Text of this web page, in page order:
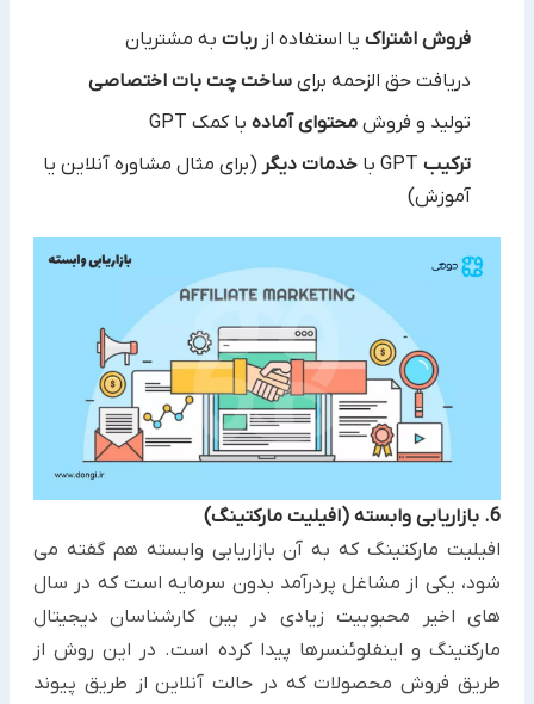
فروش اشتراک یا استفاده از ربات به مشتریان
دریافت حق الزحمه برای ساخت چت بات اختصاصی
تولید و فروش محتوای آماده با کمک ‏GPT
ترکیب
خدمات دیگر (برای مثال مشاوره آنلاین یا
آموزش)‏
6. بازاریابی وابسته (افیلیت مارکتینگ)
افیلیت مارکتینگ که به آن بازاریابی وابسته هم گفته می
شود، یکی از مشاغل پردرآمد بدون سرمایه است که در سال
های اخیر ‏محبوبیت زیادی در بین کارشناسان دیجیتال
مارکتینگ و اینفلوئنسرها پیدا کرده است. در این روش از
طریق فروش ‏محصولات که در حالت آنلاین از طریق پیوند